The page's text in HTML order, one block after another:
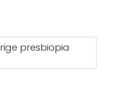
presbiopia